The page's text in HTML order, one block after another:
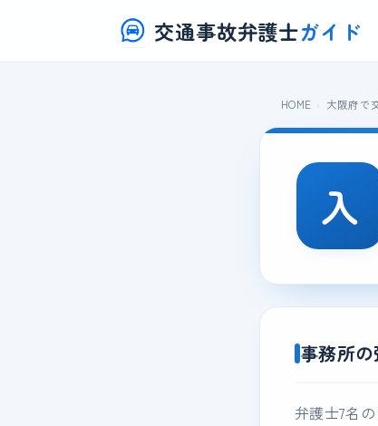
交通事故弁護士ガイド
HOME 大阪府で
入
事務所
弁護士7名